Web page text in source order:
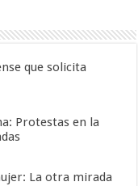
que solicita
Protestas en la
La otra mirada